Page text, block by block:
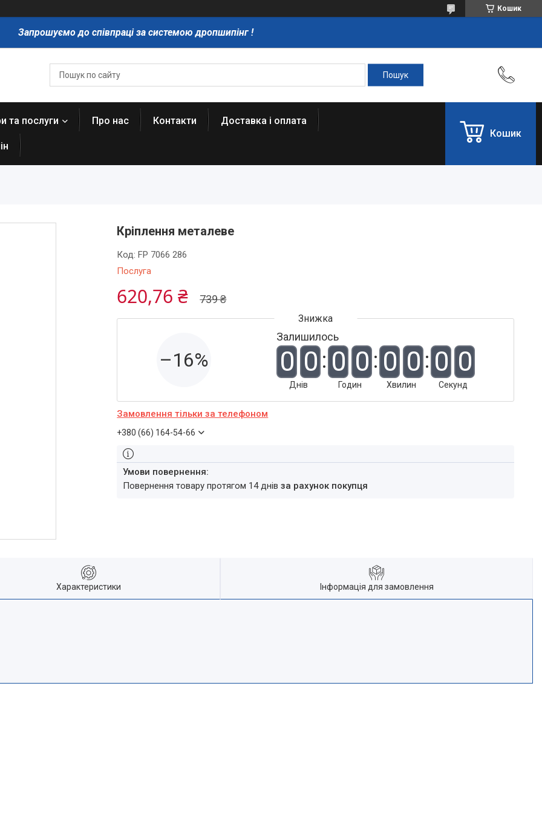
Кошик
Запрошуємо до співпраці за системою дропшипінг !
та послуги Про нас Контакти Доставка і оплата
Кошик
Кріплення металеве
Послуга
Код:FP 7066 286
739 ₴
620,76 ₴
–16%
Залишилось
0 0
Днів
0 0
Годин
0 0
Хвилин
0 0
Секунд
Замовлення тільки за телефоном
+380 (66) 164-54-66
повернення товару протягом 14 днівза рахунок покупця
Характеристики Інформація для замовлення